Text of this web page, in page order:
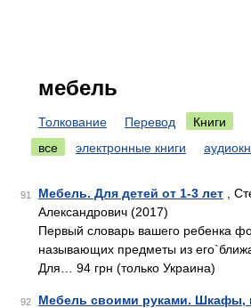
мебель
Толкование Перевод
Книги
все
электронные книги
91 Мебель. Для детей от 1-3 лет ,
Александрович (2017)
Первый словарь вашего ребенка
называющих предметы из
Для… 94 грн (только Украина)
92 Мебель своими руками. Шкафы,